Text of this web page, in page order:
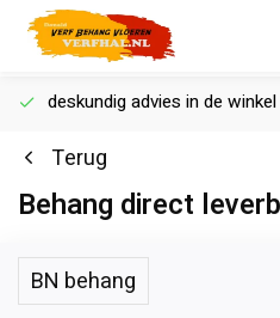
deskundig advies in de winkel
Terug
Behang direct
BN behang